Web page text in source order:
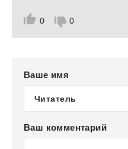
0 0
Ваше имя
Ваш комментарий